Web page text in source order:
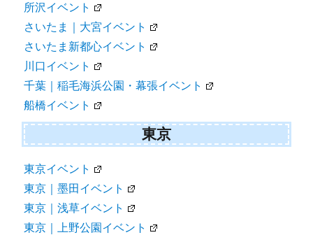
所沢イベント
さいたま｜大宮イベント
さいたま新都心イベント
川口イベント
千葉｜稲毛海浜公園・幕張イベント
船橋イベント
東京
東京イベント
東京｜墨田イベント
東京｜浅草イベント
東京｜上野公園イベント